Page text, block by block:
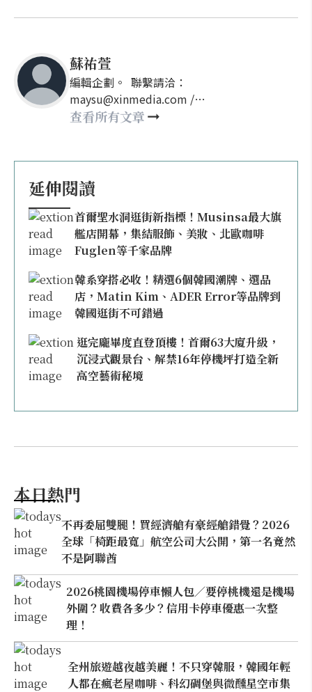
蘇祐萱
編輯企劃。 聯繫請洽：
maysu@xinmedia.com /
may860527@gmail.com
查看所有文章
延伸閱讀
首爾聖水洞逛街新指標！Musinsa最大旗
艦店開幕，集結服飾、美妝、北歐咖啡
Fuglen等千家品牌
韓系穿搭必收！精選6個韓國潮牌、選品
店，Matin Kim、ADER Error等品牌到
韓國逛街不可錯過
逛完龐畢度直登頂樓！首爾63大廈升級，
沉浸式觀景台、解禁16年停機坪打造全新
高空藝術秘境
本日熱門
不再委屈雙腿！買經濟艙有豪經艙錯覺？2026
全球「椅距最寬」航空公司大公開，第一名竟然
不是阿聯酋
2026桃園機場停車懶人包／要停桃機還是機場
外圍？收費各多少？信用卡停車優惠一次整
理！
全州旅遊越夜越美麗！不只穿韓服，韓國年輕
人都在瘋老屋咖啡、科幻碉堡與微醺星空市集